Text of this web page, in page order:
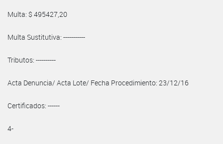
Multa: $ 495427,20
Multa Sustitutiva: -----------
Tributos: ----------
Acta Denuncia/ Acta Lote/ Fecha Procedimiento: 23/12/16
Certificados: ------
4-